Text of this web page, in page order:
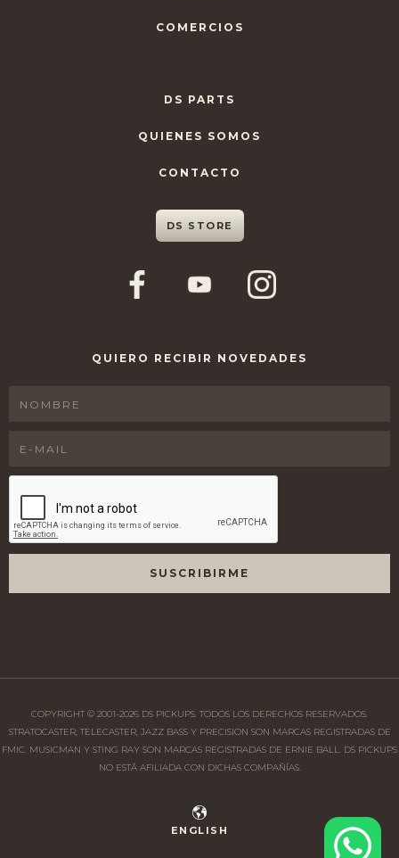
COMERCIOS
DS PARTS
QUIENES SOMOS
CONTACTO
DS STORE
QUIERO RECIBIR NOVEDADES
COPYRIGHT © 2001-2026 DS PICKUPS. TODOS LOS DERECHOS RESERVADOS.
STRATOCASTER, TELECASTER, JAZZ BASS Y PRECISION SON MARCAS REGISTRADAS DE
FMIC. MUSICMAN Y STING RAY SON MARCAS REGISTRADAS DE ERNIE BALL. DS PICKUPS
NO ESTÁ AFILIADA CON DICHAS COMPAÑÍAS.
ENGLISH